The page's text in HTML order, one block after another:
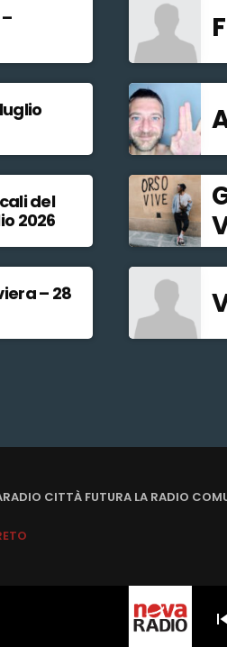
skip_previous
del
2026
– 28
CITTÀ FUTURA LA RADIO